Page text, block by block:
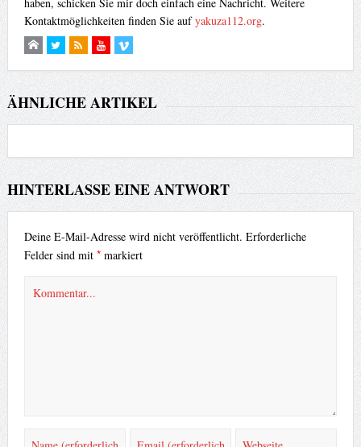
Kontaktmöglichkeiten finden Sie aufyakuza112.org.
ÄHNLICHE ARTIKEL
HINTERLASSE EINE ANTWORT
Deine E-Mail-Adresse wird nicht veröffentlicht. Erforderliche
Felder sind mit *markiert